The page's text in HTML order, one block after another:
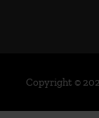
Copyright ©